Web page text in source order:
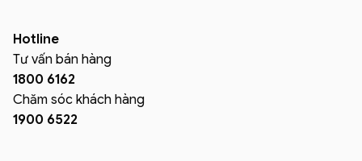
Hotline
Tư vấn bán hàng
1800 6162
Chăm sóc khách hàng
1900 6522